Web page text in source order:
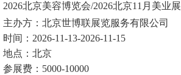
2026北京美容博览会/2026北京11月美业展
主办方：北京世博联展览服务有限公司
时间：2026-11-13-2026-11-15
地点：北京
参展费：5000-10000